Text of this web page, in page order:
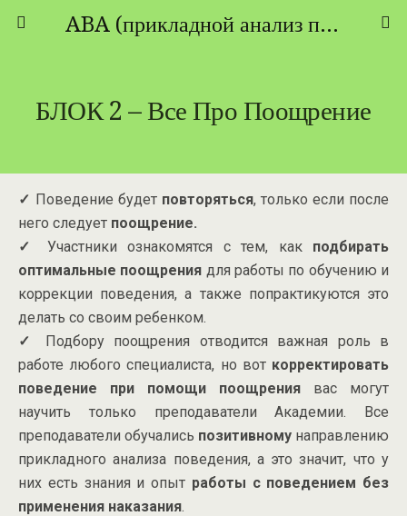
ABA (прикладной анализ поведения) - ТЕОРИЯ И ПРАКТИКА
БЛОК 2 – Все Про Поощрение
✓ Поведение будет повторяться, только если после
него следует поощрение.
✓
Участники ознакомятся с тем, как подбирать
оптимальные поощрения для работы по обучению и
коррекции поведения, а также попрактикуются это
делать со своим ребенком.
✓
Подбору поощрения отводится важная роль в
работе любого специалиста, но вот корректировать
поведение при помощи поощрения вас могут
научить только преподаватели Академии. Все
преподаватели обучались позитивному направлению
прикладного анализа поведения, а это значит, что у
них есть знания и опыт работы с поведением без
применения наказания.